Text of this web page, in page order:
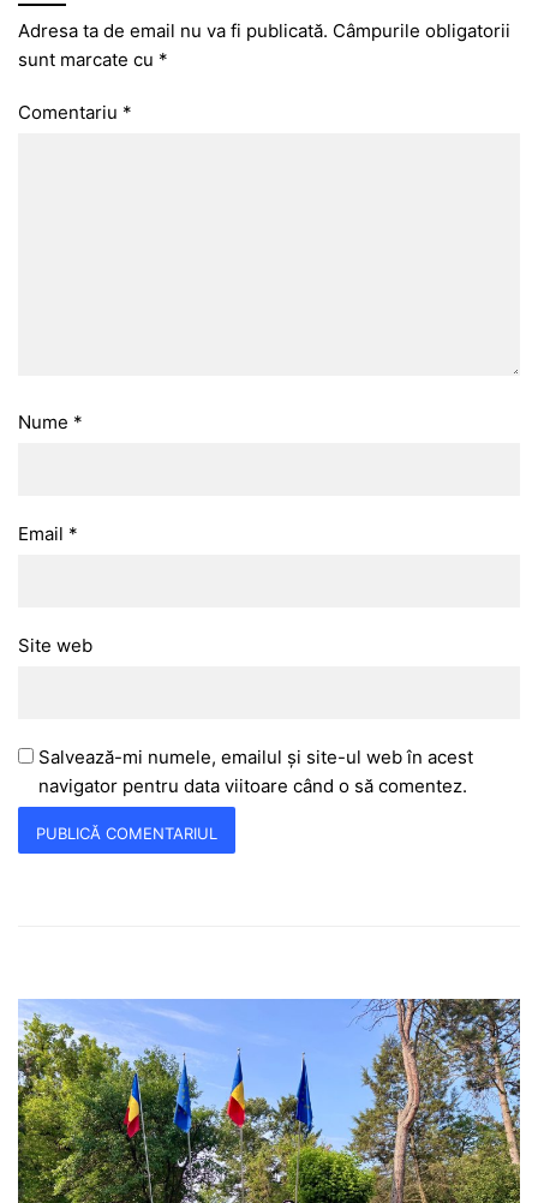
Adresa ta de email nu va fi publicată. Câmpurile obligatorii
sunt marcate cu *
Comentariu *
Nume *
Email *
Site web
Salvează-mi numele, emailul și site-ul web în acest
navigator pentru data viitoare când o să comentez.